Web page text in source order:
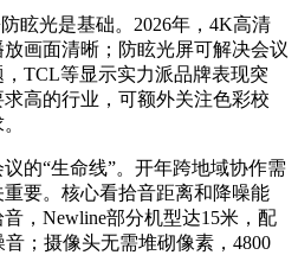
眩光是基础。2026年，4K高清
画面清晰；防眩光屏可解决会议
TCL等显示实力派品牌表现突
高的行业，可额外关注色彩校
的“生命线”。开年跨地域协作需
要。核心看拾音距离和降噪能
，Newline部分机型达15米，配
；摄像头无需堆砌像素，4800